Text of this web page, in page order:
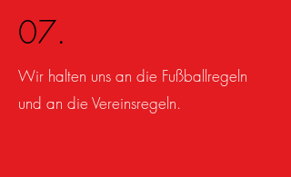
07.
Wir halten uns an die Fußballregeln
und an die Vereinsregeln.